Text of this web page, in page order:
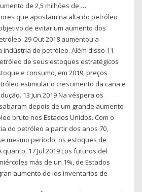
de 2,5 milhões de …
que apostam na alta do petróleo
de evitar um aumento dos
29 Out 2018 aumentou a
do petróleo. Além disso 11
de seus estoques estratégicos
e consumo, em 2019, preços
estimular o crescimento da cana e
13 Jun 2019 Na véspera os
depois de um grande aumento
bruto nos Estados Unidos. Com o
do petróleo a partir dos anos 70,
mesmo período, os estoques de
17 Jul 2019 Los futuros del
más de un 1%, de Estados
aumento de los inventarios de